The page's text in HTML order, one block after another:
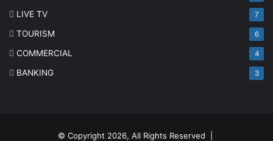
LIVE TV 7
TOURISM 6
COMMERCIAL 4
BANKING 3
© Copyright 2026, All Rights Reserved |